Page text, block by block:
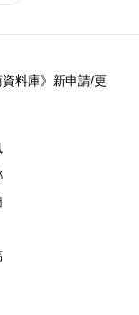
資料庫》新申請/更